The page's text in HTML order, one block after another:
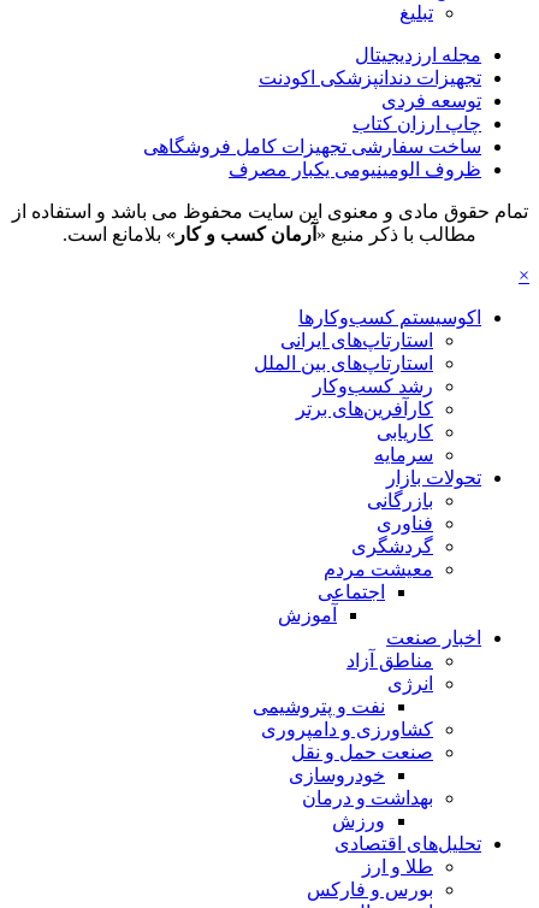
تبلیغ
مجله ارزدیجیتال
تجهیزات دندانپزشکی اکودنت
توسعه فردی
چاپ ارزان کتاب
ساخت سفارشی تجهیزات کامل فروشگاهی
ظروف الومینیومی یکبار مصرف
تمام حقوق مادی و معنوی این سایت محفوظ می باشد و استفاده از
مطالب با ذکر منبع « آرمان کسب و کار » بلامانع است.
×
اکوسیستم کسب‌وکارها
استارتاپ‌های ایرانی
استارتاپ‌های بین الملل
رشد کسب‌وکار
کارآفرین‌های برتر
کاریابی
سرمایه
تحولات بازار
بازرگانی
فناوری
گردشگری
معیشت مردم
اجتماعی
آموزش
اخبار صنعت
مناطق آزاد
انرژی
نفت و پتروشیمی
کشاورزی و دامپروری
صنعت حمل و نقل
خودروسازی
بهداشت و درمان
ورزش
تحلیل‌های اقتصادی
طلا و ارز
بورس و فارکس